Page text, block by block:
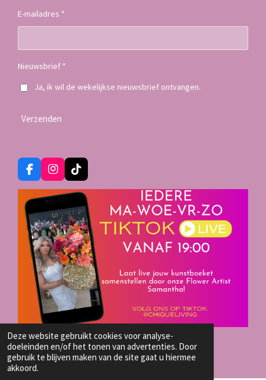
Deze website gebruikt cookies voor analyse-
doeleinden en/of het tonen van advertenties. Door
gebruik te blijven maken van de site gaat u hiermee
akkoord.
E-mailadres *
Nieuwsbrief *
Ja, ik wil de wekelijkse nieuwsbrief ontvangen.
Verzenden
F
a
b
o
o
k
I
n
s
a
g
r
a
m
T
i
k
T
o
k
TIKTOK LIVE SHOP
© 2023 - 2026 Chique-Living